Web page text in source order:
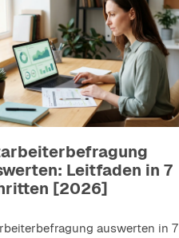
Leitfaden in 7
[2026]
auswerten in 7